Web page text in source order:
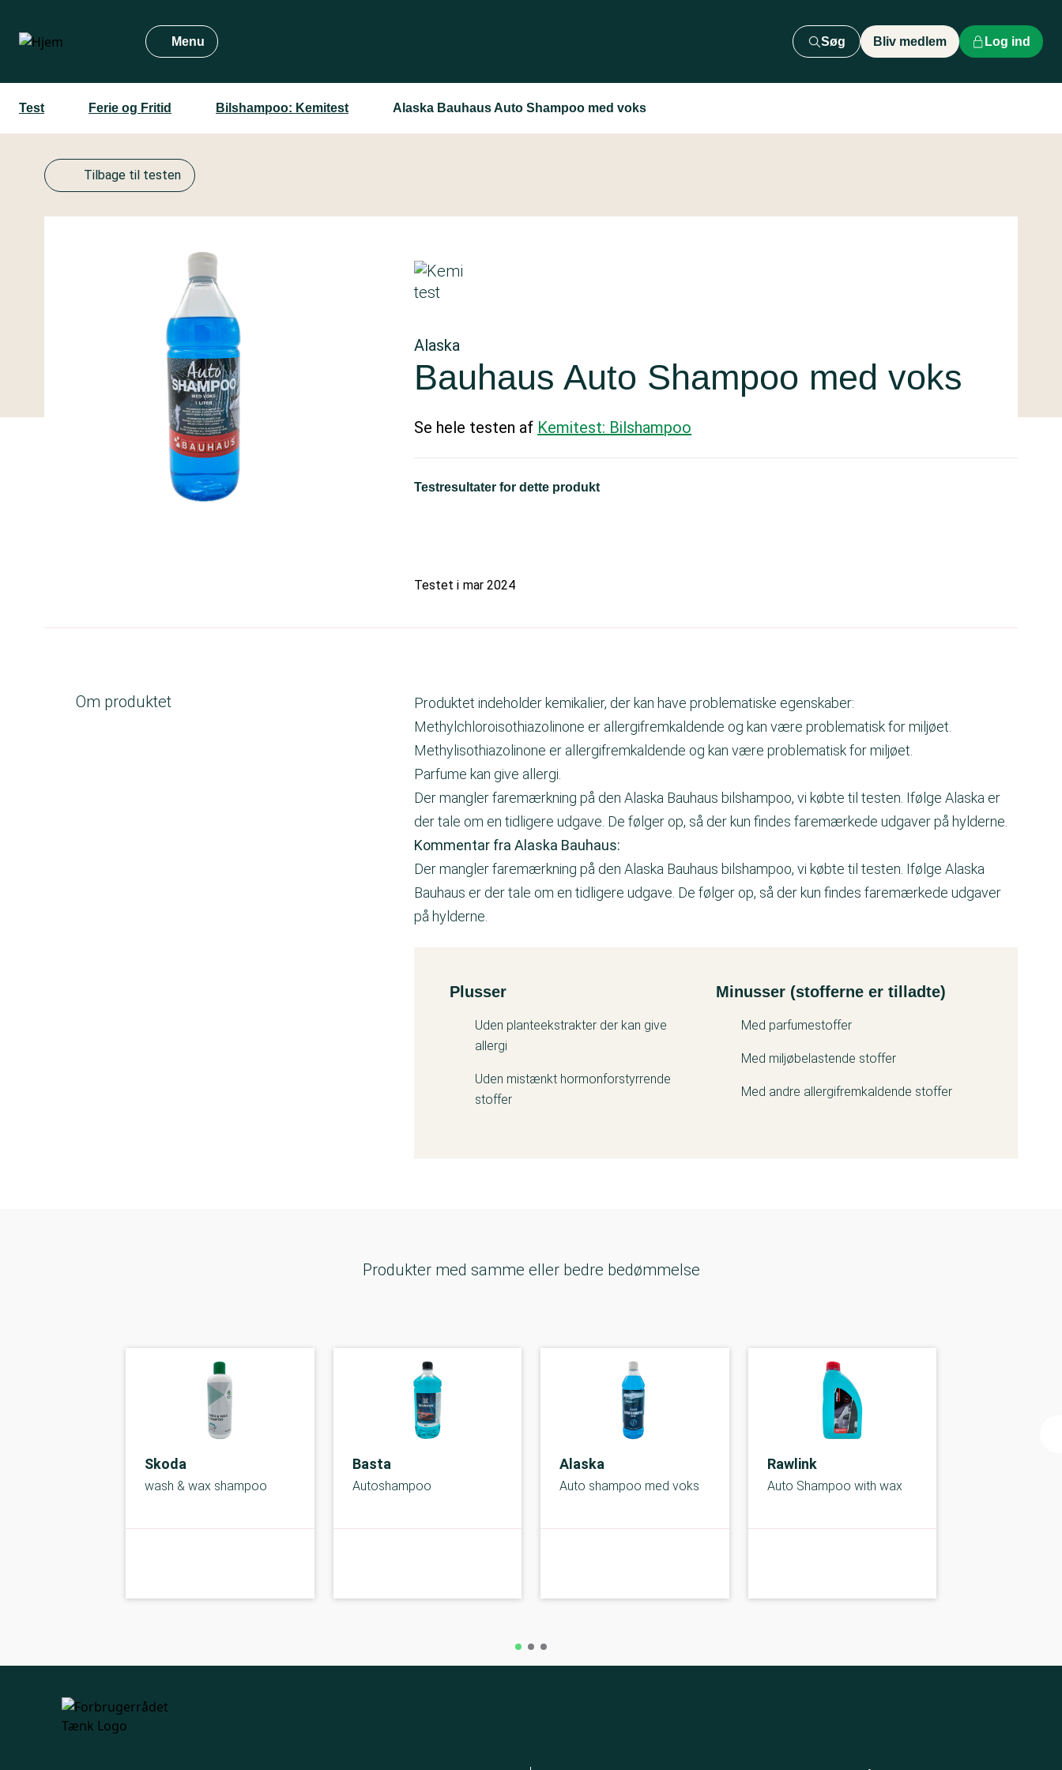
hovedindhold
Menu Søg Bliv medlem Log ind
Test Ferie og Fritid Bilshampoo: Kemitest Alaska Bauhaus Auto Shampoo med voks
Tilbage til testen
Alaska
Bauhaus Auto Shampoo med voks
Se hele testen af Kemitest: Bilshampoo
Testresultater for dette produkt
Testet i mar 2024
Om produktet
Produktet indeholder kemikalier, der kan have problematiske egenskaber:
Methylchloroisothiazolinone er allergifremkaldende og kan være problematisk for miljøet.
Methylisothiazolinone er allergifremkaldende og kan være problematisk for miljøet.
Parfume kan give allergi.
Der mangler faremærkning på den Alaska Bauhaus bilshampoo, vi købte til testen. Ifølge Alaska er
der tale om en tidligere udgave. De følger op, så der kun findes faremærkede udgaver på hylderne.
Kommentar fra Alaska Bauhaus:
Der mangler faremærkning på den Alaska Bauhaus bilshampoo, vi købte til testen. Ifølge Alaska
Bauhaus er der tale om en tidligere udgave. De følger op, så der kun findes faremærkede udgaver
på hylderne.
Kemitest
Plusser Minusser (stofferne er tilladte)
Uden planteekstrakter der kan give
allergi
Uden mistænkt hormonforstyrrende
stoffer
Med parfumestoffer
Med miljøbelastende stoffer
Med andre allergifremkaldende stoffer
Produkter med samme eller bedre bedømmelse
Skoda
wash & wax shampoo
Basta
Autoshampoo
Alaska
Auto shampoo med voks
Rawlink
Auto Shampoo with wax